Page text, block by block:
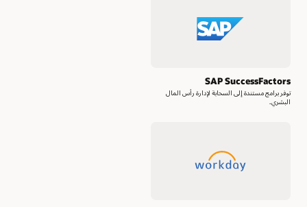
SAP SuccessFactors
توفر برامج مستندة إلى السحابة لإدارة رأس المال
البشري.